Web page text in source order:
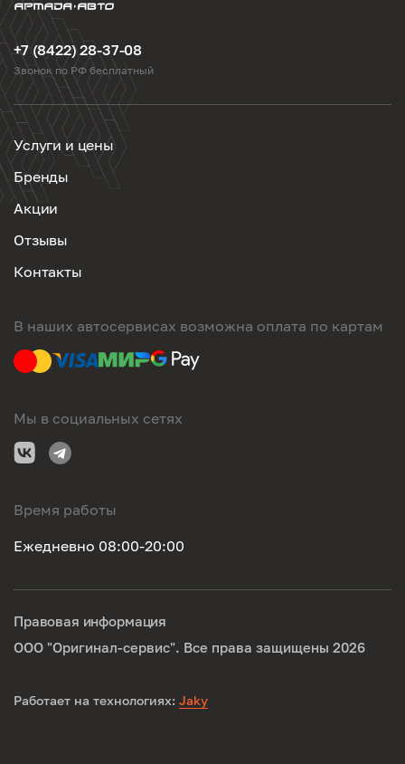
+7 (8422) 28-37-08
Звонок по РФ бесплатный
Услуги и цены
Бренды
Акции
Отзывы
Контакты
В наших автосервисах возможна оплата по картам
Мы в социальных сетях
Время работы
Ежедневно 08:00-20:00
ООО "Оригинал-сервис". Все права защищены 2026
Правовая информация
Работает на технологиях: Jaky